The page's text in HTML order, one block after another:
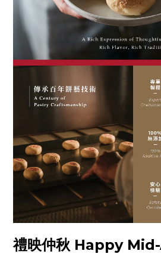
禮映仲秋 Happy